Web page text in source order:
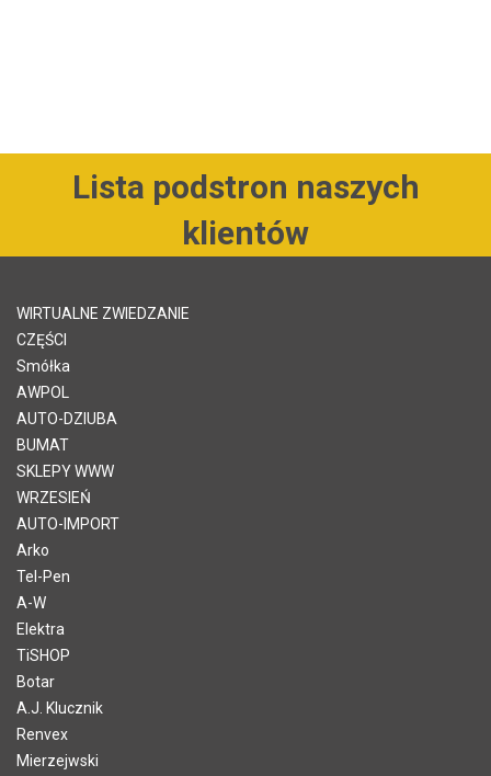
Lista podstron naszych
klientów
WIRTUALNE ZWIEDZANIE
CZĘŚCI
Smółka
AWPOL
AUTO-DZIUBA
BUMAT
SKLEPY WWW
WRZESIEŃ
AUTO-IMPORT
Arko
Tel-Pen
A-W
Elektra
TiSHOP
Botar
A.J. Klucznik
Renvex
Mierzejwski